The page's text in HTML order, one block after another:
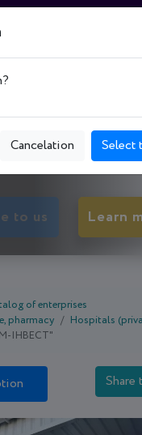
р-н, вул.
to us Learn
of enterprises
pharmacy
Hospitals
ІНВЕСТ"
Share
Cancelation Select